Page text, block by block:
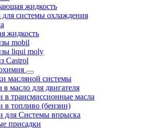
жидкость
для системы охлаждения
жидкость
mobil
liqui moly
Castrol
масляной системы
в масло для двигателя
в трансмиссионные масла
в топливо (бензин)
для Системы впрыска
присадки